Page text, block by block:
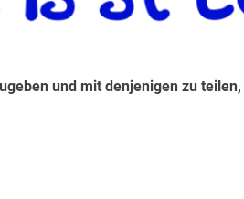
und mit denjenigen zu